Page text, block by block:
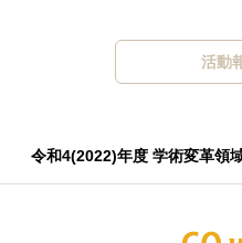
活動
令和4(2022)年度 学術変革領